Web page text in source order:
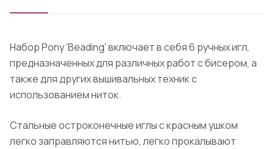
Набор Pony 'Beading' включает в себя 6 ручных игл,
предназначенных для различных работ с бисером, а
также для других вышивальных техник с
использованием ниток.
Стальные остроконечные иглы с красным ушком
легко заправляются нитью, легко прокалывают